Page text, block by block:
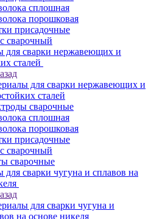
сплошная
порошковая
присадочные
сварочный
для сварки нержавеющих и
сталей
для сварки нержавеющих и
сталей
сварочные
сплошная
порошковая
присадочные
сварочный
сварочные
для сварки чугуна и сплавов на
для сварки чугуна и
на основе никеля